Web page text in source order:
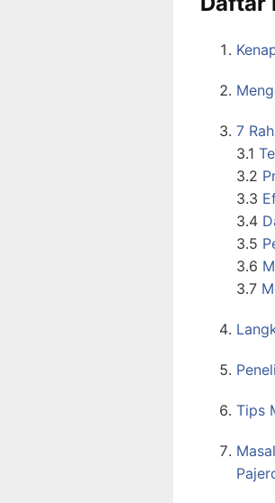
7
3.1
3.2
3.3
3.4
3.5
3.6
3.7
Tips